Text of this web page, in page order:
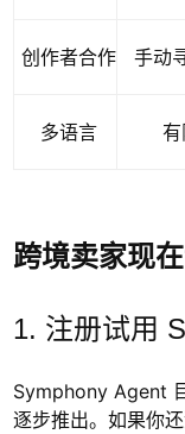
创作者合作 手动
多语言
跨境卖家现
1. 注册试用
Symphony Agent
逐步推出。如果你